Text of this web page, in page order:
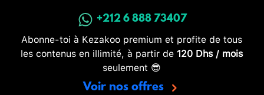
+212 6 888 73407
Abonne-toi à Kezakoo premium et profite de tous
les contenus en illimité, à partir de 120 Dhs / mois
seulement 😎
Voir nos offres